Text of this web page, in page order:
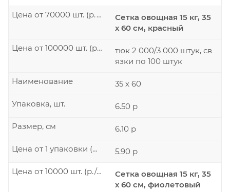
Сетка овощная 15 кг, 35
х 60 см, красный
Цена от 70000 шт. (р./шт.)
тюк 2 000/3 000 штук, св
язки по 100 штук
Цена от 100000 шт. (р./шт.)
35 х 60
Наименование
6.50 р
Упаковка, шт.
6.10 р
Размер, см
5.90 р
Цена от 1 упаковки (р./шт.)
Сетка овощная 15 кг, 35
х 60 см, фиолетовый
Цена от 10000 шт. (р./шт.)